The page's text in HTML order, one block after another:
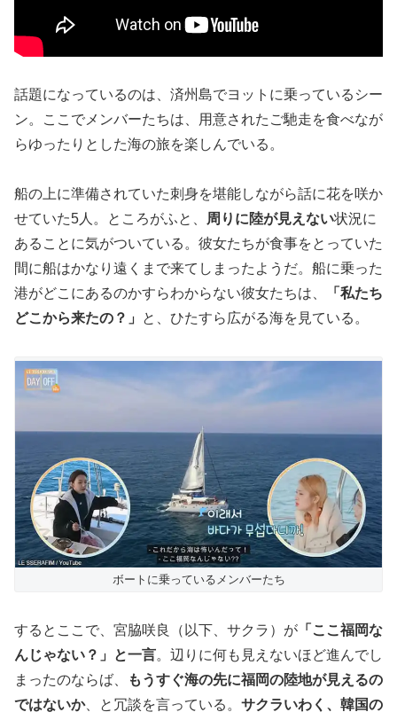
話題になっているのは、済州島でヨットに乗っているシー
ン。ここでメンバーたちは、用意されたご馳走を食べなが
らゆったりとした海の旅を楽しんでいる。
船の上に準備されていた刺身を堪能しながら話に花を咲か
せていた5人。ところがふと、
周りに陸が見えない状況に
あることに気がついている。彼女たちが食事をとっていた
間に船はかなり遠くまで来てしまったようだ。船に乗った
港がどこにあるのかすらわからない彼女たちは、
「私たち
どこから来たの？」
と、ひたすら広がる海を見ている。
ボートに乗っているメンバーたち
するとここで、宮脇咲良（以下、サクラ）が 「ここ福岡な
んじゃない？」と一言。辺りに何も見えないほど進んでし
まったのならば、
もうすぐ海の先に福岡の陸地が見えるの
ではないか、と冗談を言っている。 サクラいわく、韓国の